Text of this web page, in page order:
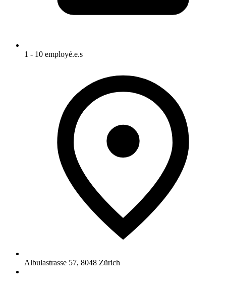
1 - 10 employé.e.s
Albulastrasse 57, 8048 Zürich